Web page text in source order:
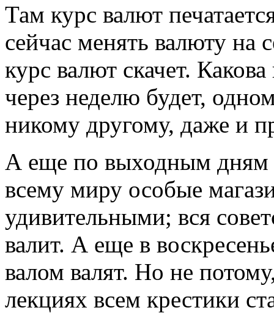
Там курс валют
сейчас менять валюту на
курс валют скачет.
через неделю будет,
никому другому, даже и
А еще по выходным дням
всему миру особые
удивительными; вся
валит. А еще в
валом валят. Но не
лекциях всем крестики